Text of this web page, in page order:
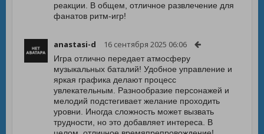
реакции. В общем, отличное развлечение для
фанатов ритм-игр!
anastasi-d 16 сентября 2025 06:06
Игра отлично передает атмосферу
музыкальных баталий! Удобное управление и
яркая графика делают процесс
увлекательным. Разнообразие персонажей и
мелодий подстегивает желание проходить
уровни. Иногда сложность может вызвать
трудности, но это добавляет интереса. В